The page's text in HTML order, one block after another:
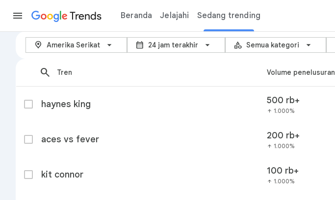
Trends Beranda Jelajahi Sedang trending
Sedang Trending - Google Trends
location_on Amerika Serikat calendar_month 24 jam terakhir category Semua kategori
arrow_back_ios_new
search Tren Volume penelusuran
haynes king 500 rb+
arrow_upward 1.000%
aces vs fever 200 rb+
arrow_upward 1.000%
kit connor 100 rb+
arrow_upward 1.000%